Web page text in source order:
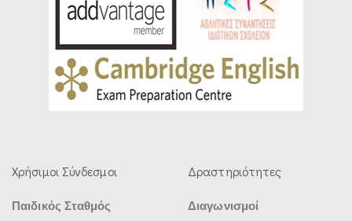
Χρήσιμοι Σύνδεσμοι
Παιδικός Σταθμός
Δραστηριότητες
Διαγωνισμοί